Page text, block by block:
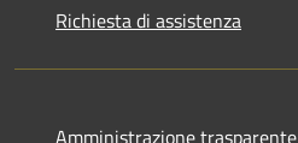
Richiesta di assistenza
Amministrazione trasparente